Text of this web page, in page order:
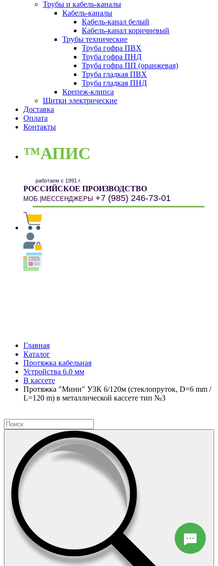
Трубы и кабель-каналы
Кабель-каналы
Кабель-канал белый
Кабель-канал коричневый
Трубы технические
Труба гофра ПВХ
Труба гофра ПНД
Труба гофра ПП (оранжевая)
Труба гладкая ПВХ
Труба гладкая ПНД
Крепеж-клипса
Щитки электрические
Доставка
Оплата
Контакты
™АПИС
работаем с 1991 г.
РОССИЙСКОЕ ПРОИЗВОДСТВО
МОБ.|МЕССЕНДЖЕРЫ +7 (985) 246-73-01
Главная
Каталог
Протяжка кабельная
Устройства 6.0 мм
В кассете
Протяжка "Мини" УЗК 6/120м (стеклопруток, D=6 mm /
L=120 m) в металлической кассете тип №3